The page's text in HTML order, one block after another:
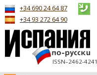
ISSN–2462-4241
+34 690 24 64 87
+34 93 272 64 90